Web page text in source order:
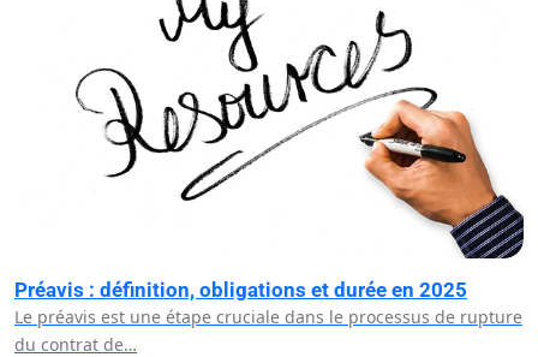
Préavis : définition, obligations et durée en 2025
Le préavis est une étape cruciale dans le processus de rupture
du contrat de…